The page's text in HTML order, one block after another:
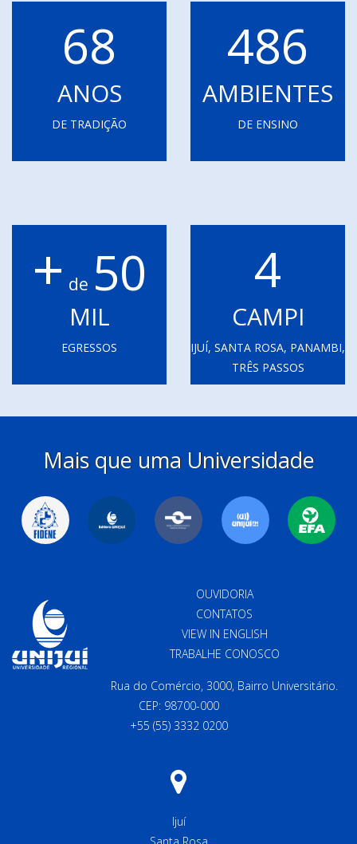
68
ANOS
DE TRADIÇÃO
486
AMBIENTES
DE ENSINO
+ de 50
MIL
EGRESSOS
4
CAMPI
IJUÍ, SANTA ROSA, PANAMBI,
TRÊS PASSOS
Mais que uma Universidade
OUVIDORIA
CONTATOS
VIEW IN ENGLISH
TRABALHE CONOSCO
Rua do Comércio, 3000, Bairro Universitário.
CEP: 98700-000
+55 (55) 3332 0200
Ijuí